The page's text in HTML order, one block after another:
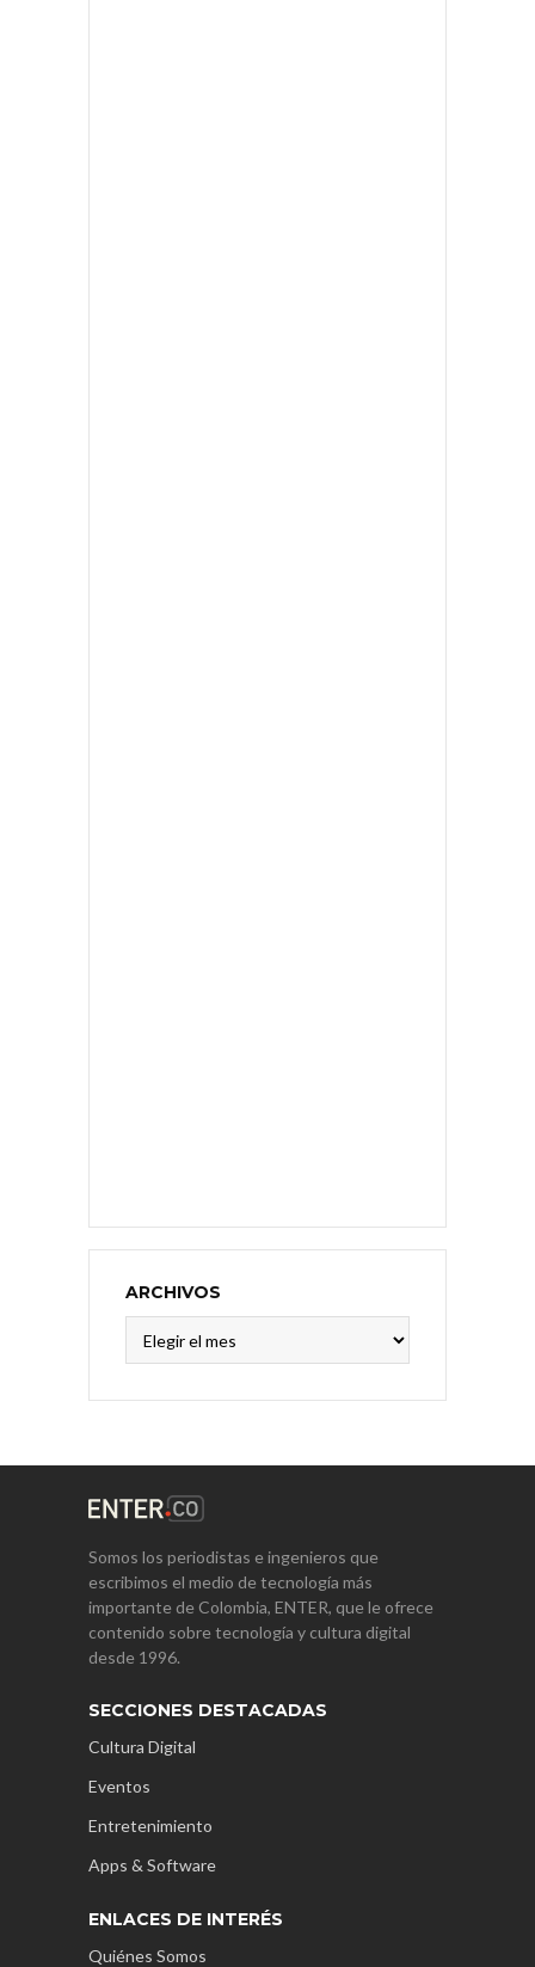
ARCHIVOS
Somos los periodistas e ingenieros que
escribimos el medio de tecnología más
importante de Colombia, ENTER, que le ofrece
contenido sobre tecnología y cultura digital
desde 1996.
SECCIONES DESTACADAS
Cultura Digital
Eventos
Entretenimiento
Apps & Software
ENLACES DE INTERÉS
Quiénes Somos